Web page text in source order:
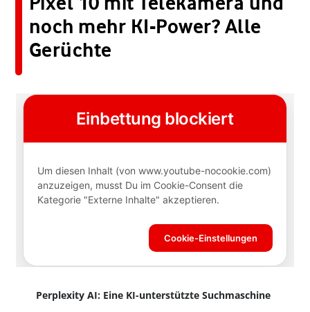
noch mehr KI-Power? Alle
Gerüchte
Perplexity AI: Eine KI-unterstützte Suchmaschine